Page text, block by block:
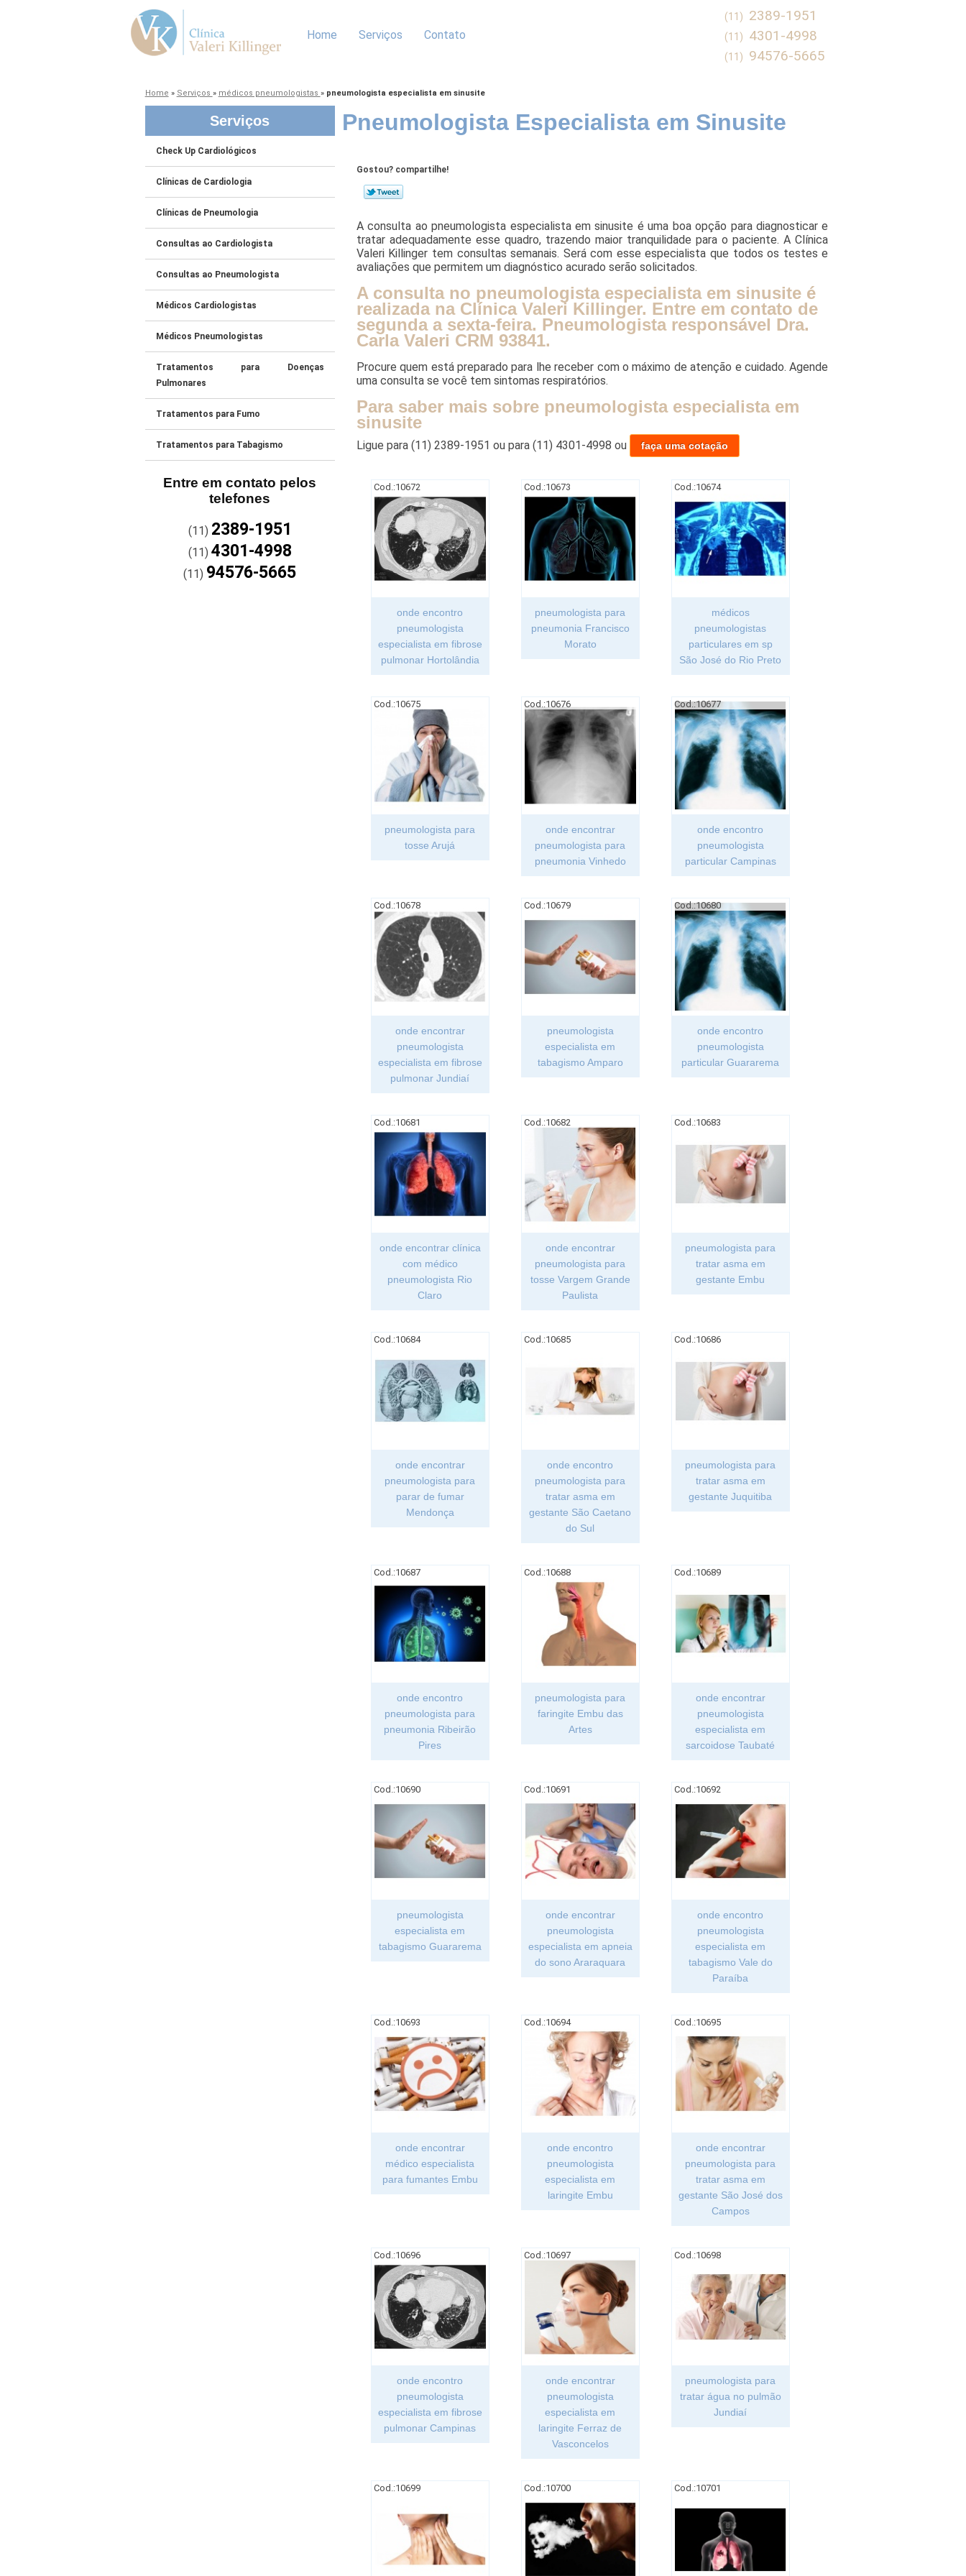
Home Serviços Contato
(11) 2389-1951
(11) 4301-4998
(11) 94576-5665
Home » Serviços » médicos pneumologistas » pneumologista especialista em sinusite
Serviços
Check Up Cardiológicos
Clínicas de Cardiologia
Clínicas de Pneumologia
Consultas ao Cardiologista
Consultas ao Pneumologista
Médicos Cardiologistas
Médicos Pneumologistas
Tratamentos para Doenças
Pulmonares
Tratamentos para Fumo
Tratamentos para Tabagismo
Entre em contato pelos
telefones
(11) 2389-1951
(11) 4301-4998
(11) 94576-5665
Pneumologista Especialista em Sinusite
Gostou? compartilhe!
A consulta ao pneumologista especialista em sinusite é uma boa opção para diagnosticar e
tratar adequadamente esse quadro, trazendo maior tranquilidade para o paciente. A Clínica
Valeri Killinger tem consultas semanais. Será com esse especialista que todos os testes e
avaliações que permitem um diagnóstico acurado serão solicitados.
A consulta no pneumologista especialista em sinusite é
realizada na Clínica Valeri Killinger. Entre em contato de
segunda a sexta-feira. Pneumologista responsável Dra.
Carla Valeri CRM 93841.
Procure quem está preparado para lhe receber com o máximo de atenção e cuidado. Agende
uma consulta se você tem sintomas respiratórios.
Para saber mais sobre pneumologista especialista em
sinusite
Ligue para (11) 2389-1951 ou para (11) 4301-4998 ou faça uma cotação
Cod.:10672
onde encontro
pneumologista
especialista em fibrose
pulmonar Hortolândia
Cod.:10673
pneumologista para
pneumonia Francisco
Morato
Cod.:10674
médicos
pneumologistas
particulares em sp
São José do Rio Preto
Cod.:10675
pneumologista para
tosse Arujá
Cod.:10676
onde encontrar
pneumologista para
pneumonia Vinhedo
Cod.:10677
onde encontro
pneumologista
particular Campinas
Cod.:10678
onde encontrar
pneumologista
especialista em fibrose
pulmonar Jundiaí
Cod.:10679
pneumologista
especialista em
tabagismo Amparo
Cod.:10680
onde encontro
pneumologista
particular Guararema
Cod.:10681
onde encontrar clínica
com médico
pneumologista Rio
Claro
Cod.:10682
onde encontrar
pneumologista para
tosse Vargem Grande
Paulista
Cod.:10683
pneumologista para
tratar asma em
gestante Embu
Cod.:10684
onde encontrar
pneumologista para
parar de fumar
Mendonça
Cod.:10685
onde encontro
pneumologista para
tratar asma em
gestante São Caetano
do Sul
Cod.:10686
pneumologista para
tratar asma em
gestante Juquitiba
Cod.:10687
onde encontro
pneumologista para
pneumonia Ribeirão
Pires
Cod.:10688
pneumologista para
faringite Embu das
Artes
Cod.:10689
onde encontrar
pneumologista
especialista em
sarcoidose Taubaté
Cod.:10690
pneumologista
especialista em
tabagismo Guararema
Cod.:10691
onde encontrar
pneumologista
especialista em apneia
do sono Araraquara
Cod.:10692
onde encontro
pneumologista
especialista em
tabagismo Vale do
Paraíba
Cod.:10693
onde encontrar
médico especialista
para fumantes Embu
Cod.:10694
onde encontro
pneumologista
especialista em
laringite Embu
Cod.:10695
onde encontrar
pneumologista para
tratar asma em
gestante São José dos
Campos
Cod.:10696
onde encontro
pneumologista
especialista em fibrose
pulmonar Campinas
Cod.:10697
onde encontrar
pneumologista
especialista em
laringite Ferraz de
Vasconcelos
Cod.:10698
pneumologista para
tratar água no pulmão
Jundiaí
Cod.:10699 Cod.:10700 Cod.:10701